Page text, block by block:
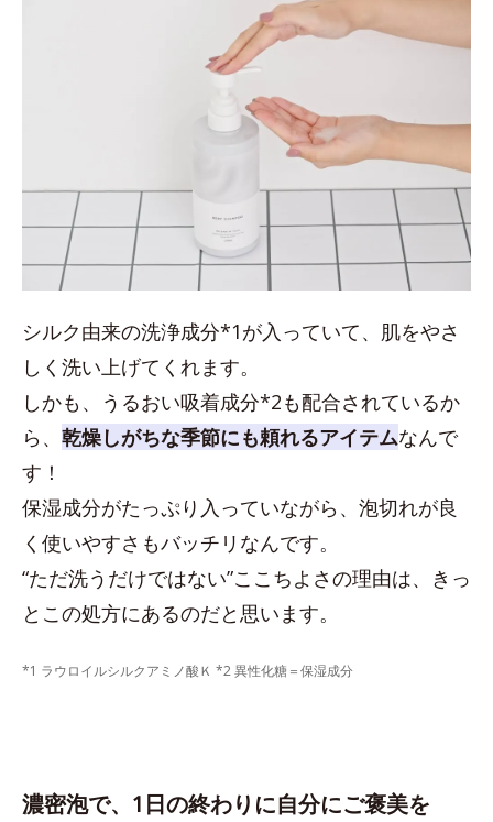
シルク由来の洗浄成分*1が入っていて、肌をやさ
しく洗い上げてくれます。
しかも、うるおい吸着成分*2も配合されているか
ら、 乾燥しがちな季節にも頼れるアイテムなんで
す！
保湿成分がたっぷり入っていながら、泡切れが良
く使いやすさもバッチリなんです。
“ただ洗うだけではない”ここちよさの理由は、きっ
とこの処方にあるのだと思います。
*1 ラウロイルシルクアミノ酸Ｋ *2 異性化糖＝保湿成分
濃密泡で、1日の終わりに自分にご褒美を